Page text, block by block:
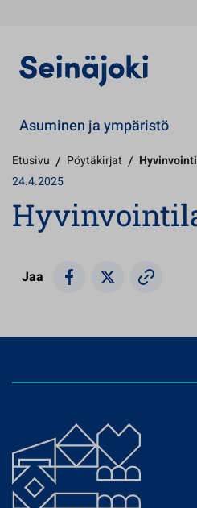
Asuminen ja ympäristö
Etusivu / Pöytäkirjat /
24.4.2025
Jaa